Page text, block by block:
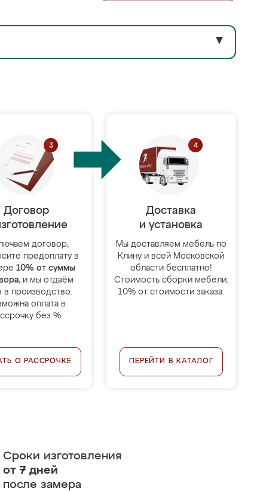
▼
Договор
договор,
предоплату в
10% от суммы
, и мы отдаём
в производство.
оплата в
без %.
О РАССРОЧКЕ
Доставка
и установка
Мы доставляем мебель по
Клину и всей Московской
области бесплатно!
Стоимость сборки мебели:
10% от стоимости заказа.
ПЕРЕЙТИ В КАТАЛОГ
Сроки изготовления
от 7 дней
после замера